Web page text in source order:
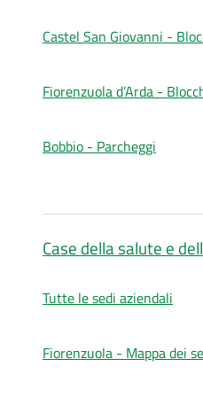
Castel San Giovanni -
Fiorenzuola d’Arda -
Bobbio - Parcheggi
Case della salute e
Tutte le sedi aziendali
Fiorenzuola - Mappa dei